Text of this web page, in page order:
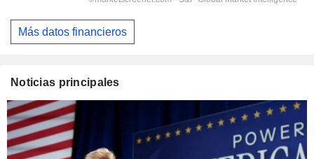
Más datos financieros
Noticias principales